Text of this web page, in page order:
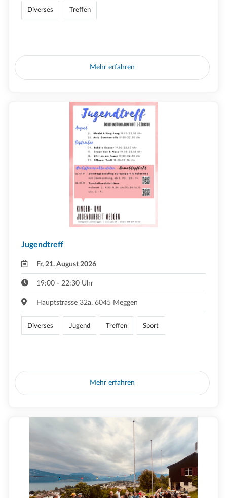
Diverses Treffen
Mehr erfahren
Jugendtreff
Fr, 21. August 2026
19:00 - 22:30 Uhr
Hauptstrasse 32a, 6045 Meggen
Diverses Jugend Treffen Sport
Mehr erfahren